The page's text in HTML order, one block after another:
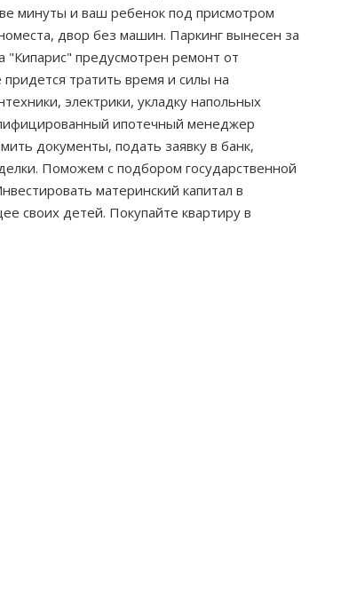
минуты и ваш ребенок под присмотром
двор без машин. Паркинг вынесен за
"Кипарис" предусмотрен ремонт от
тратить время и силы на
электрики, укладку напольных
ипотечный менеджер
документы, подать заявку в банк,
Поможем с подбором государственной
материнский капитал в
своих детей. Покупайте квартиру в